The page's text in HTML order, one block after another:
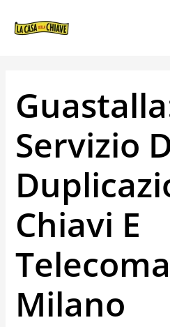
Servizio
Chiavi E
Milano
ARTICOLI